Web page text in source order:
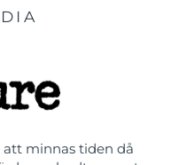
minnas tiden då